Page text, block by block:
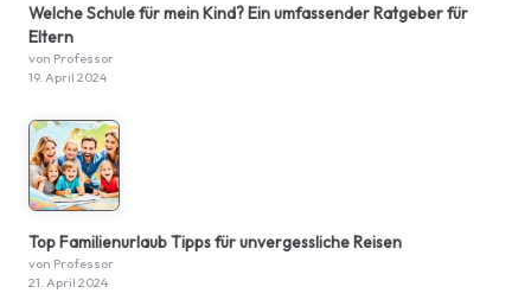
Welche Schule für mein Kind? Ein umfassender Ratgeber für
Eltern
von Professor
19. April 2024
Top Familienurlaub Tipps für unvergessliche Reisen
von Professor
21. April 2024